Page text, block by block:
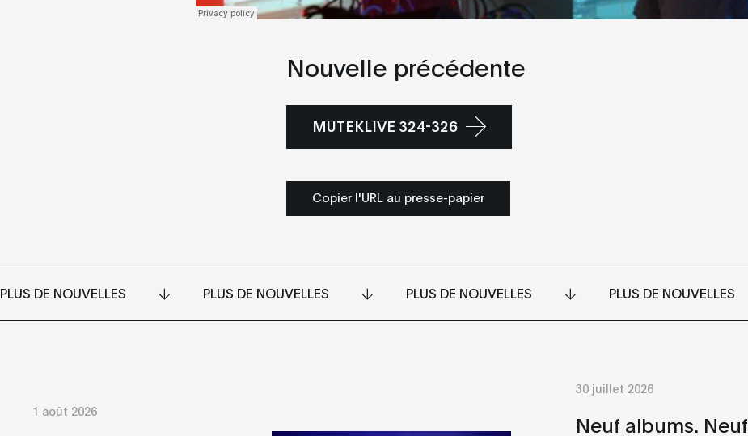
Nouvelle précédente
MUTEKLIVE 324-326
Copier l'URL au presse-papier
PLUS DE NOUVELLES PLUS DE NOUVELLES PLUS DE NOUVELLES PLUS DE NOUVELLES
1 août 2026
30 juillet 2026
Neuf albums. Neuf